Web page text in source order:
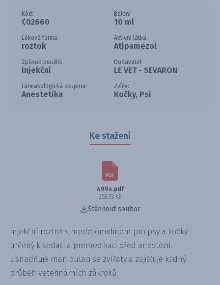
Kód:
C02660
Balení
10 ml
Léková forma:
roztok
Aktivní látka:
Atipamezol
Způsob použití:
injekční
Dodavatel
LE VET - SEVARON
Farmakologická skupina:
Anestetika
Zvíře:
Kočky, Psi
Ke stažení
4994.pdf
253.73 KB
Stáhnout soubor
Injekční roztok s medetomidinem pro psy a kočky
určený k sedaci a premedikaci před anestézií.
Usnadňuje manipulaci se zvířaty a zajišťuje klidný
průběh veterinárních zákroků.